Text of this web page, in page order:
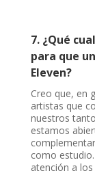
7. ¿Qué
para que
Eleven?
Creo que, en
artistas que
nuestros
estamos
como
atención a